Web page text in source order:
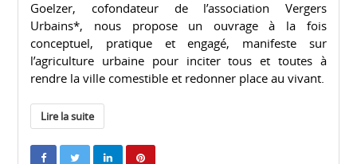
Goelzer, cofondateur de l’association Vergers
Urbains*, nous propose un ouvrage à la fois
conceptuel, pratique et engagé, manifeste sur
l’agriculture urbaine pour inciter tous et toutes à
rendre la ville comestible et redonner place au vivant.
Lire la suite